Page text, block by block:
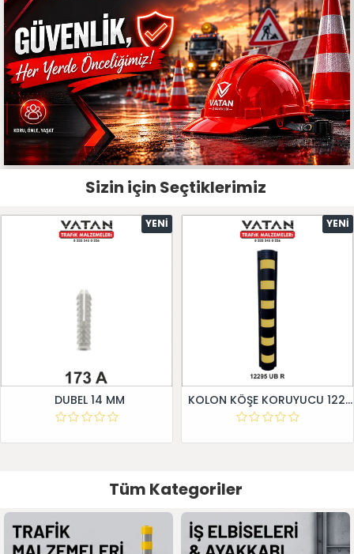
Sizin için Seçtiklerimiz
YENI
DUBEL 14 MM
YENI
KOLON KÖŞE KORUYUCU 12295 UB R
Tüm Kategoriler